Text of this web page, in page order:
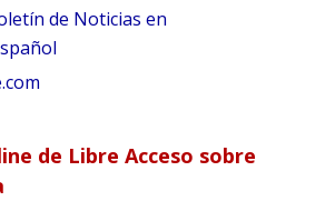
de Noticias en
de Libre Acceso sobre